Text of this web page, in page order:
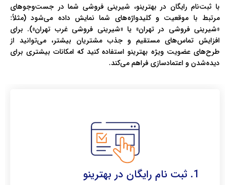
با ثبت‌نام رایگان در بهترینو، شیرینی فروشی شما در جست‌وجوهای
مرتبط با موقعیت و کلیدواژه‌های شما نمایش داده می‌شود (مثلاً:
«شیرینی فروشی در تهران» یا «شیرینی فروشی غرب تهران»). برای
افزایش تماس‌های مستقیم و جذب مشتریان بیشتر، می‌توانید از
طرح‌های عضویت ویژه بهترینو استفاده کنید که امکانات بیشتری برای
دیده‌شدن و اعتمادسازی فراهم می‌کند.
1. ثبت نام رایگان در بهترینو